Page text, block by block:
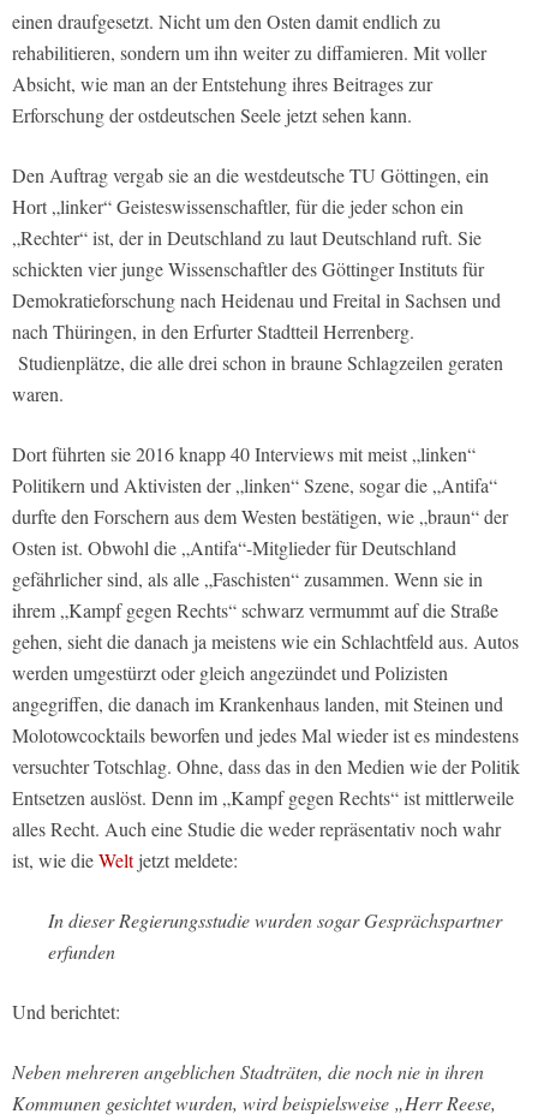
einen draufgesetzt. Nicht um den Osten damit endlich zu
rehabilitieren, sondern um ihn weiter zu diffamieren. Mit voller
Absicht, wie man an der Entstehung ihres Beitrages zur
Erforschung der ostdeutschen Seele jetzt sehen kann.
Den Auftrag vergab sie an die westdeutsche TU Göttingen, ein
Hort „linker“ Geisteswissenschaftler, für die jeder schon ein
„Rechter“ ist, der in Deutschland zu laut Deutschland ruft. Sie
schickten vier junge Wissenschaftler des Göttinger Instituts für
Demokratieforschung nach Heidenau und Freital in Sachsen und
nach Thüringen, in den Erfurter Stadtteil Herrenberg.
Studienplätze, die alle drei schon in braune Schlagzeilen geraten
waren.
Dort führten sie 2016 knapp 40 Interviews mit meist „linken“
Politikern und Aktivisten der „linken“ Szene, sogar die „Antifa“
durfte den Forschern aus dem Westen bestätigen, wie „braun“ der
Osten ist. Obwohl die „Antifa“-Mitglieder für Deutschland
gefährlicher sind, als alle „Faschisten“ zusammen. Wenn sie in
ihrem „Kampf gegen Rechts“ schwarz vermummt auf die Straße
gehen, sieht die danach ja meistens wie ein Schlachtfeld aus. Autos
werden umgestürzt oder gleich angezündet und Polizisten
angegriffen, die danach im Krankenhaus landen, mit Steinen und
Molotowcocktails beworfen und jedes Mal wieder ist es mindestens
versuchter Totschlag. Ohne, dass das in den Medien wie der Politik
Entsetzen auslöst. Denn im „Kampf gegen Rechts“ ist mittlerweile
alles Recht. Auch eine Studie die weder repräsentativ noch wahr
ist, wie dieWeltjetzt meldete:
In dieser Regierungsstudie wurden sogar Gesprächspartner
erfunden
Und berichtet:
Neben mehreren angeblichen Stadträten, die noch nie in ihren
Kommunen gesichtet wurden, wird beispielsweise „Herr Reese,